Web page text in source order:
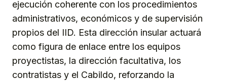
ejecución coherente con los procedimientos
administrativos, económicos y de supervisión
propios del IID. Esta dirección insular actuará
como figura de enlace entre los equipos
proyectistas, la dirección facultativa, los
contratistas y el Cabildo, reforzando la